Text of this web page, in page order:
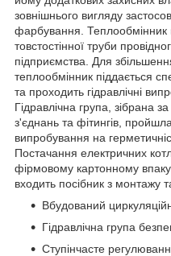
зовнішнього вигляду
фарбування. Теплообмінник
товстостінної труби
підприємства. Для
теплообмінник піддається
та проходить гідравлічні
Гідравлічна група, зібрана
з'єднань та фітингів,
випробування на
Постачання електричних
фірмовому картонному
входить посібник з монтажу
Вбудований
Гідравлічна група
Ступінчасте